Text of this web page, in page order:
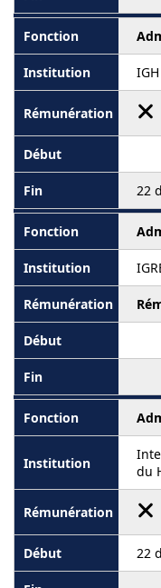
IGH
22
du
22